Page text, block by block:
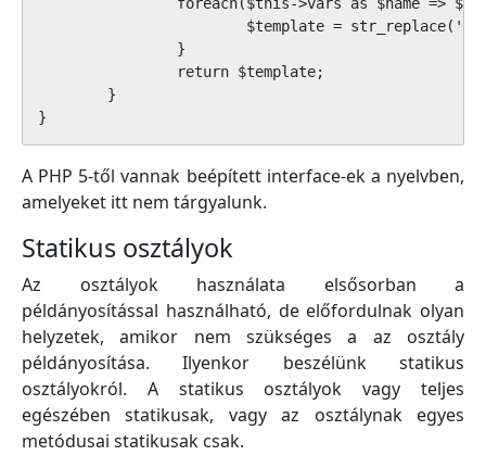
}
A PHP 5-től vannak beépített interface-ek a nyelvben,
amelyeket itt nem tárgyalunk.
Statikus osztályok
Az osztályok használata elsősorban a
példányosítással használható, de előfordulnak olyan
helyzetek, amikor nem szükséges a az osztály
példányosítása. Ilyenkor beszélünk statikus
osztályokról. A statikus osztályok vagy teljes
egészében statikusak, vagy az osztálynak egyes
metódusai statikusak csak.